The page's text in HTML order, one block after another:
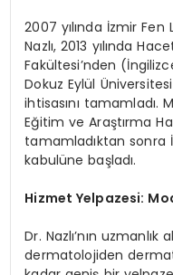
2007 yılında İzmir Fen
Nazlı, 2013 yılında
Fakültesi’nden
Dokuz Eylül
ihtisasını tamamladı.
Eğitim ve Araştırma
tamamladıktan sonra
kabulüne başladı.
Hizmet Yelpazesi:
Dr. Nazlı’nın
dermatolojiden